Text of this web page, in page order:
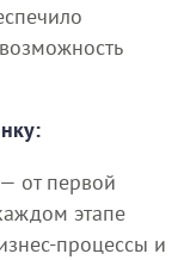
от первой
этапе
процессы и